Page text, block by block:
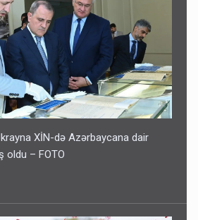
XİN-də Azərbaycana dair
oldu – FOTO